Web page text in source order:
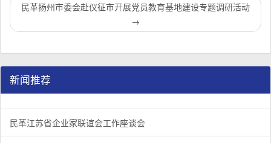
民革扬州市委会赴仪征市开展党员教育基地建设专题调研活动
→
新闻推荐
民革江苏省企业家联谊会工作座谈会在宁召开
1/3 李惠东率队来江苏省淮安市调研：聚焦民革党员之家建设管
2/3 民革江苏省委召开“主题教育活动” 领导班子民主生活会
3/3
民革江苏省企业家联谊会工作座谈会